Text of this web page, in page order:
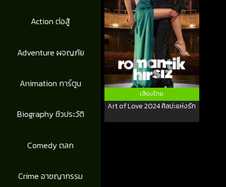
Action ต่อสู้
Adventure ผจญภัย
Animation การ์ตูน
Biography ชีวประวัติ
Comedy ตลก
Crime อาชญากรรม
เสียงไทย
Art of Love 2024 ศิลปะแห่งรัก